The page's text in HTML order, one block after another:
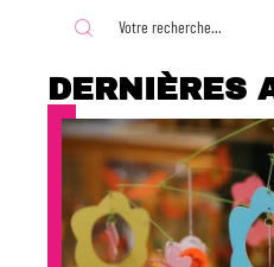
DERNIÈRES